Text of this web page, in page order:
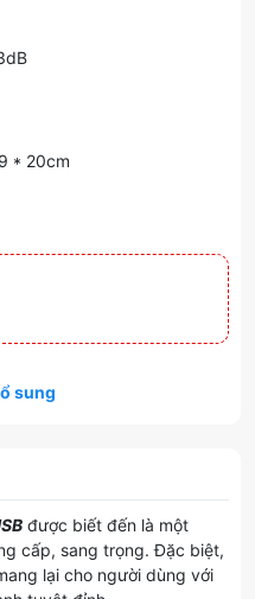
* 20cm
sung
được biết đến là một
cấp, sang trọng. Đặc biệt,
lại cho người dùng với